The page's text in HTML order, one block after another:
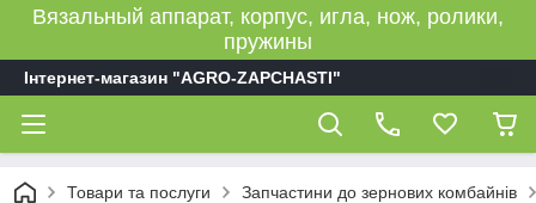
Вязальный аппарат, корпус, игла, нож, ролики,
пружины
Інтернет-магазин "AGRO-ZAPCHASTI"
Товари та послуги Запчастини до зернових комбайнів